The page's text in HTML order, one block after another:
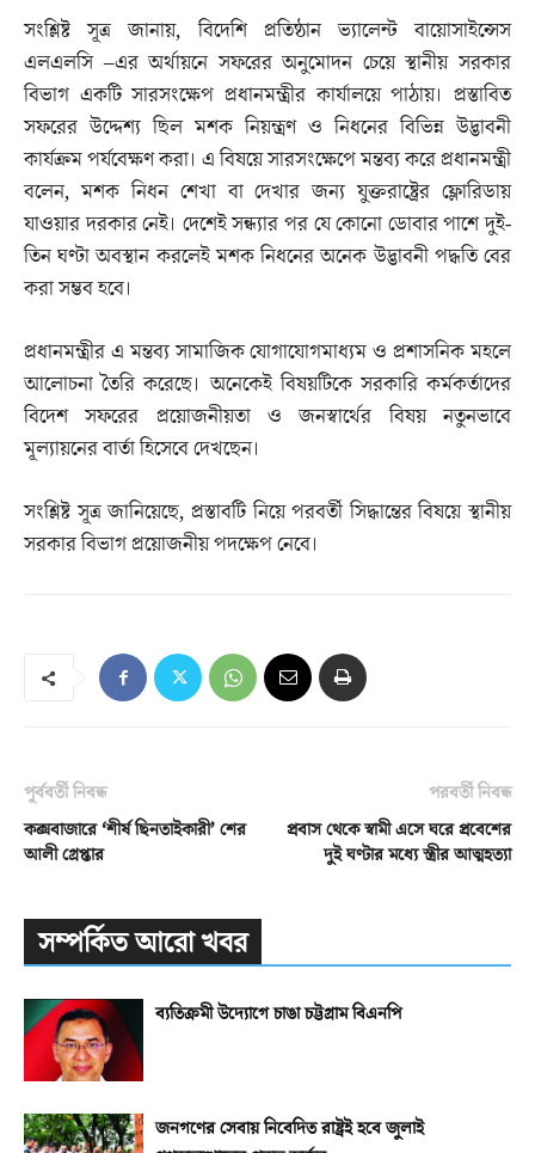
সংশ্লিষ্ট সূত্র জানায়, বিদেশি প্রতিষ্ঠান ভ্যালেন্ট বায়োসাইন্সেস
এলএলসি –এর অর্থায়নে সফরের অনুমোদন চেয়ে স্থানীয় সরকার
বিভাগ একটি সারসংক্ষেপ প্রধানমন্ত্রীর কার্যালয়ে পাঠায়। প্রস্তাবিত
সফরের উদ্দেশ্য ছিল মশক নিয়ন্ত্রণ ও নিধনের বিভিন্ন উদ্ভাবনী
কার্যক্রম পর্যবেক্ষণ করা। এ বিষয়ে সারসংক্ষেপে মন্তব্য করে প্রধানমন্ত্রী
বলেন, মশক নিধন শেখা বা দেখার জন্য যুক্তরাষ্ট্রের ফ্লোরিডায়
যাওয়ার দরকার নেই। দেশেই সন্ধ্যার পর যে কোনো ডোবার পাশে দুই-
তিন ঘণ্টা অবস্থান করলেই মশক নিধনের অনেক উদ্ভাবনী পদ্ধতি বের
করা সম্ভব হবে।
প্রধানমন্ত্রীর এ মন্তব্য সামাজিক যোগাযোগমাধ্যম ও প্রশাসনিক মহলে
আলোচনা তৈরি করেছে। অনেকেই বিষয়টিকে সরকারি কর্মকর্তাদের
বিদেশ সফরের প্রয়োজনীয়তা ও জনস্বার্থের বিষয় নতুনভাবে
মূল্যায়নের বার্তা হিসেবে দেখছেন।
সংশ্লিষ্ট সূত্র জানিয়েছে, প্রস্তাবটি নিয়ে পরবর্তী সিদ্ধান্তের বিষয়ে স্থানীয়
সরকার বিভাগ প্রয়োজনীয় পদক্ষেপ নেবে।
পূর্ববর্তী নিবন্ধ
কক্সবাজারে ‘শীর্ষ ছিনতাইকারী’ শের
আলী গ্রেপ্তার
পরবর্তী নিবন্ধ
প্রবাস থেকে স্বামী এসে ঘরে প্রবেশের
দুই ঘণ্টার মধ্যে স্ত্রীর আত্মহত্যা
সম্পর্কিত আরো খবর
ব্যতিক্রমী উদ্যোগে চাঙা চট্টগ্রাম বিএনপি
জনগণের সেবায় নিবেদিত রাষ্ট্রই হবে জুলাই